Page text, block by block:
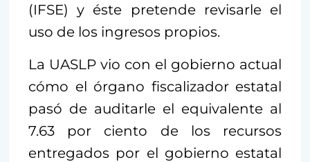
(IFSE) y éste pretende revisarle el
uso de los ingresos propios.
La UASLP vio con el gobierno actual
cómo el órgano fiscalizador estatal
pasó de auditarle el equivalente al
7.63 por ciento de los recursos
entregados por el gobierno estatal